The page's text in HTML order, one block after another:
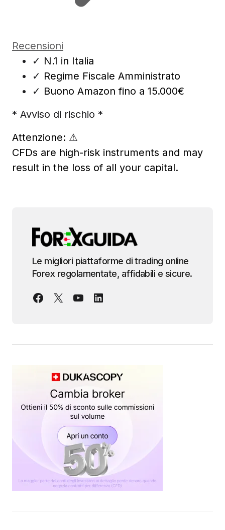
Recensioni
✓ N.1 in Italia
✓ Regime Fiscale Amministrato
✓ Buono Amazon fino a 15.000€
* Avviso di rischio *
Attenzione: ⚠
CFDs are high-risk instruments and may
result in the loss of all your capital.
Le migliori piattaforme di trading online
Forex regolamentate, affidabili e sicure.